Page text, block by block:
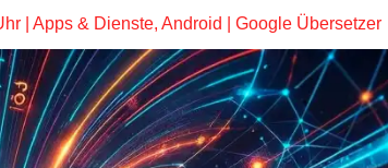
Apps & Dienste, Android Google Übersetzer